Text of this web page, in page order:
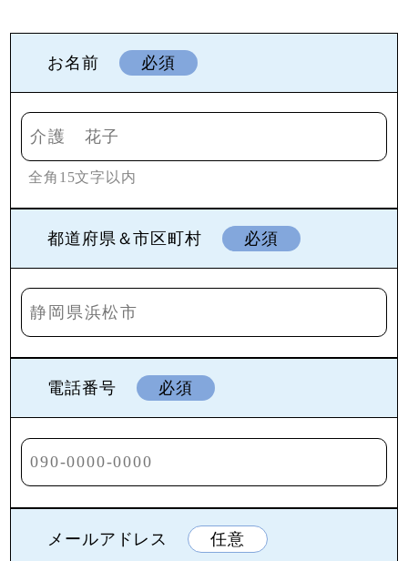
お名前 必須
全角15文字以内
都道府県＆市区町村 必須
電話番号 必須
メールアドレス 任意